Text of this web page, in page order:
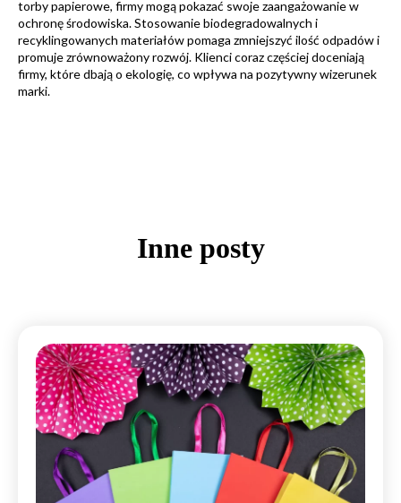
torby papierowe, firmy mogą pokazać swoje zaangażowanie w
ochronę środowiska. Stosowanie biodegradowalnych i
recyklingowanych materiałów pomaga zmniejszyć ilość odpadów i
promuje zrównoważony rozwój. Klienci coraz częściej doceniają
firmy, które dbają o ekologię, co wpływa na pozytywny wizerunek
marki.
Inne posty